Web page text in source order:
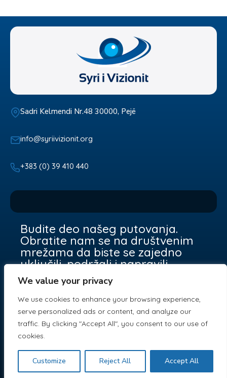
We value your privacy
We use cookies to enhance your browsing experience,
serve personalized ads or content, and analyze our
traffic. By clicking "Accept All", you consent to our use of
cookies.
Customize Reject All Accept All
Sadri Kelmendi Nr.48 30000, Pejë
info@syriivizionit.org
+383 (0) 39 410 440
Budite deo našeg putovanja.
Obratite nam se na društvenim
mrežama da biste se zajedno
uključili, podržali i napravili
razliku.
Copyright © 2025 SYRI I VIZIONIT . All Rights
Reserved.